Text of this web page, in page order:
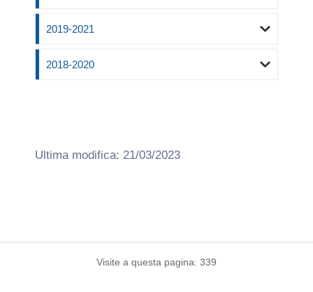
2019-2021
2018-2020
Ultima modifica: 21/03/2023
Visite a questa pagina: 339